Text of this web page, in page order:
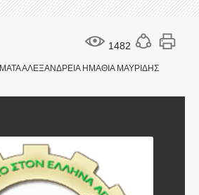
1482
ΑΛΕΞΑΝΔΡΕΙΑ ΗΜΑΘΙΑ ΜΑΥΡΙΔΗΣ